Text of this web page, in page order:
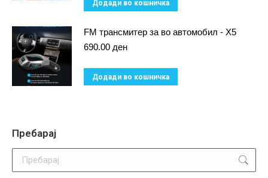
options
on
Додади во кошничка
FM трансмитер за во автомобил - X5
690.00 ден
Додади во кошничка
Пребарај